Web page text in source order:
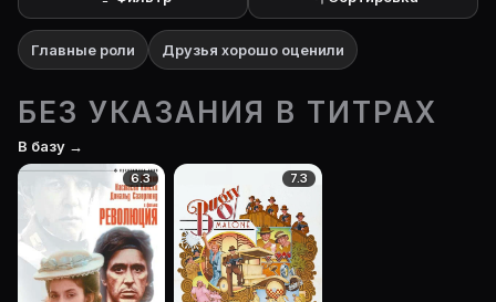
Главные роли Друзья хорошо оценили
БЕЗ УКАЗАНИЯ В ТИТРАХ
В базу →
6.3 7.3